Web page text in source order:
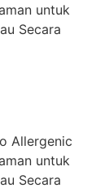
untuk
Secara
Allergenic
untuk
Secara